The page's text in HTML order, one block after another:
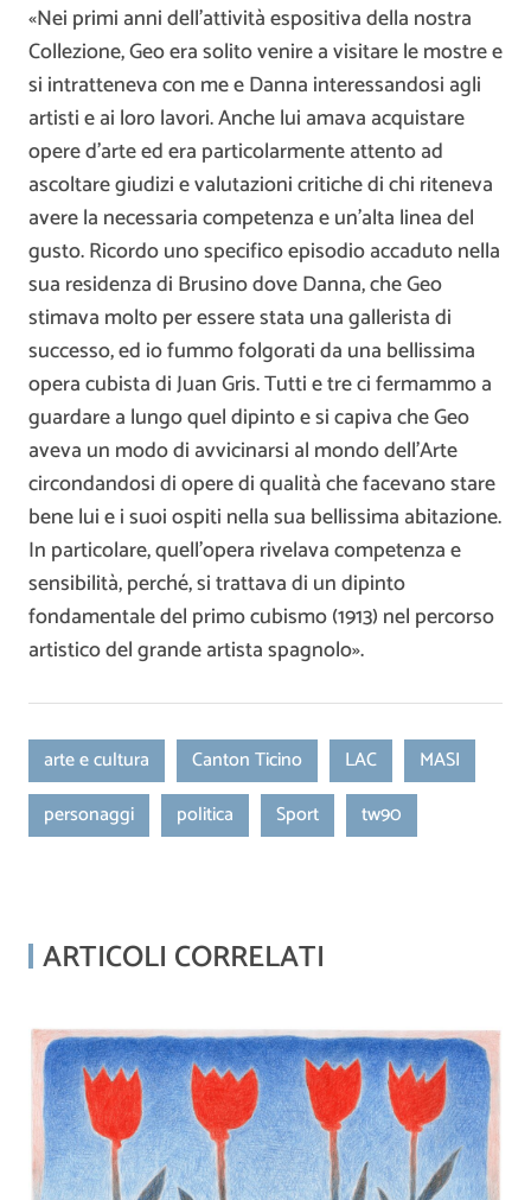
«Nei primi anni dell’attività espositiva della nostra
Collezione, Geo era solito venire a visitare le mostre e
si intratteneva con me e Danna interessandosi agli
artisti e ai loro lavori. Anche lui amava acquistare
opere d’arte ed era particolarmente attento ad
ascoltare giudizi e valutazioni critiche di chi riteneva
avere la necessaria competenza e un’alta linea del
gusto. Ricordo uno specifico episodio accaduto nella
sua residenza di Brusino dove Danna, che Geo
stimava molto per essere stata una gallerista di
successo, ed io fummo folgorati da una bellissima
opera cubista di Juan Gris. Tutti e tre ci fermammo a
guardare a lungo quel dipinto e si capiva che Geo
aveva un modo di avvicinarsi al mondo dell’Arte
circondandosi di opere di qualità che facevano stare
bene lui e i suoi ospiti nella sua bellissima abitazione.
In particolare, quell’opera rivelava competenza e
sensibilità, perché, si trattava di un dipinto
fondamentale del primo cubismo (1913) nel percorso
artistico del grande artista spagnolo».
arte e cultura Canton Ticino LAC
MASI
personaggi
politica Sport tw90
ARTICOLI CORRELATI